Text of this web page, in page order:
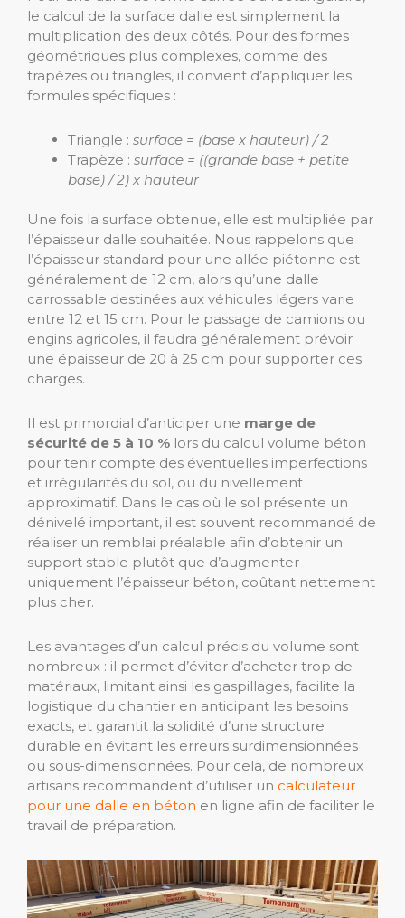
le calcul de la surface dalle est simplement la
multiplication des deux côtés. Pour des formes
géométriques plus complexes, comme des
trapèzes ou triangles, il convient d’appliquer les
formules spécifiques :
Triangle : surface = (base x hauteur) / 2
Trapèze : surface = ((grande base + petite
base) / 2) x hauteur
Une fois la surface obtenue, elle est multipliée par
l’épaisseur dalle souhaitée. Nous rappelons que
l’épaisseur standard pour une allée piétonne est
généralement de 12 cm, alors qu’une dalle
carrossable destinées aux véhicules légers varie
entre 12 et 15 cm. Pour le passage de camions ou
engins agricoles, il faudra généralement prévoir
une épaisseur de 20 à 25 cm pour supporter ces
charges.
Il est primordial d’anticiper une marge de
sécurité de 5 à 10 % lors du calcul volume béton
pour tenir compte des éventuelles imperfections
et irrégularités du sol, ou du nivellement
approximatif. Dans le cas où le sol présente un
dénivelé important, il est souvent recommandé de
réaliser un remblai préalable afin d’obtenir un
support stable plutôt que d’augmenter
uniquement l’épaisseur béton, coûtant nettement
plus cher.
Les avantages d’un calcul précis du volume sont
nombreux : il permet d’éviter d’acheter trop de
matériaux, limitant ainsi les gaspillages, facilite la
logistique du chantier en anticipant les besoins
exacts, et garantit la solidité d’une structure
durable en évitant les erreurs surdimensionnées
ou sous-dimensionnées. Pour cela, de nombreux
artisans recommandent d’utiliser un calculateur
pour une dalle en béton en ligne afin de faciliter le
travail de préparation.